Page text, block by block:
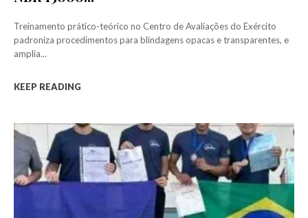
Treinamento prático-teórico no Centro de Avaliações do Exército
padroniza procedimentos para blindagens opacas e transparentes, e
amplia...
KEEP READING